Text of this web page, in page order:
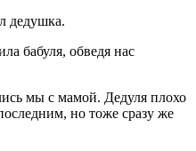
дедушка.
бабуля, обведя нас
мы с мамой. Дедуля плохо
но тоже сразу же